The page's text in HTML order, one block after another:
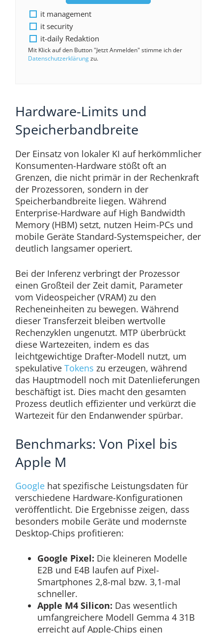
it management
it security
it-daily Redaktion
Mit Klick auf den Button "Jetzt Anmelden" stimme ich der
Datenschutzerklärungzu.
Hardware-Limits und
Speicherbandbreite
Der Einsatz von lokaler KI auf herkömmlicher
Konsumenten-Hardware stößt oft an
Grenzen, die nicht primär in der Rechenkraft
der Prozessoren, sondern in der
Speicherbandbreite liegen. Während
Enterprise-Hardware auf High Bandwidth
Memory (HBM) setzt, nutzen Heim-PCs und
mobile Geräte Standard-Systemspeicher, der
deutlich langsamer operiert.
Bei der Inferenz verbringt der Prozessor
einen Großteil der Zeit damit, Parameter
vom Videospeicher (VRAM) zu den
Recheneinheiten zu bewegen. Während
dieser Transferzeit bleiben wertvolle
Rechenzyklen ungenutzt. MTP überbrückt
diese Wartezeiten, indem es das
leichtgewichtige Drafter-Modell nutzt, um
spekulative Tokens zu erzeugen, während
das Hauptmodell noch mit Datenlieferungen
beschäftigt ist. Dies macht den gesamten
Prozess deutlich effizienter und verkürzt die
Wartezeit für den Endanwender spürbar.
Benchmarks: Von Pixel bis
Apple M
Googlehat spezifische Leistungsdaten für
verschiedene Hardware-Konfigurationen
veröffentlicht. Die Ergebnisse zeigen, dass
besonders mobile Geräte und modernste
Desktop-Chips profitieren:
Google Pixel: Die kleineren Modelle
E2B und E4B laufen auf Pixel-
Smartphones 2,8-mal bzw. 3,1-mal
schneller.
Apple M4 Silicon: Das wesentlich
umfangreichere Modell Gemma 4 31B
erreicht auf Apple-Chips einen